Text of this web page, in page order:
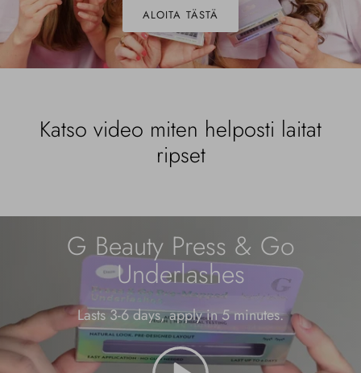
ALOITA TÄSTÄ
Katso video miten helposti laitat
ripset
G Beauty Press & Go
Underlashes
Lasts 3-6 days, apply in 5 minutes.
pelata